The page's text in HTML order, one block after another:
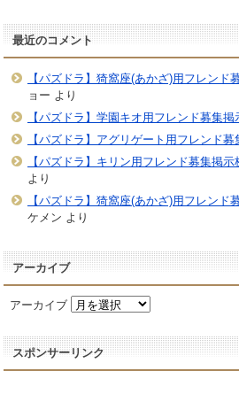
最近のコメント
【パズドラ】猗窩座(あかざ)用フレンド
ョー より
【パズドラ】学園キオ用フレンド募集掲
【パズドラ】アグリゲート用フレンド募
【パズドラ】キリン用フレンド募集掲
より
【パズドラ】猗窩座(あかざ)用フレンド
ケメン より
アーカイブ
アーカイブ
スポンサーリンク